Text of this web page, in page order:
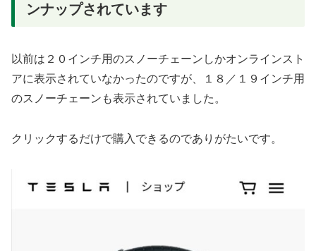
ンナップされています
以前は２０インチ用のスノーチェーンしかオンラインスト
アに表示されていなかったのですが、１８／１９インチ用
のスノーチェーンも表示されていました。
クリックするだけで購入できるのでありがたいです。